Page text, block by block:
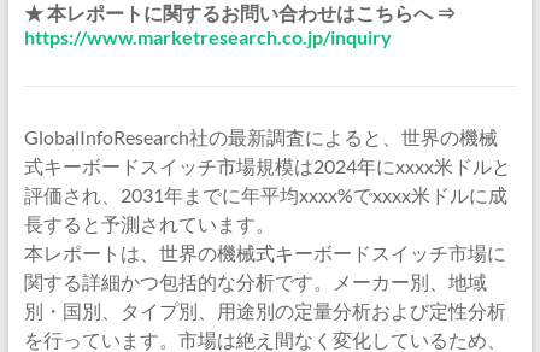
★ 本レポートに関するお問い合わせはこちらへ ⇒
https://www.marketresearch.co.jp/inquiry
GlobalInfoResearch社の最新調査によると、世界の機械
式キーボードスイッチ市場規模は2024年にxxxx米ドルと
評価され、2031年までに年平均xxxx%でxxxx米ドルに成
長すると予測されています。
本レポートは、世界の機械式キーボードスイッチ市場に
関する詳細かつ包括的な分析です。メーカー別、地域
別・国別、タイプ別、用途別の定量分析および定性分析
を行っています。市場は絶え間なく変化しているため、